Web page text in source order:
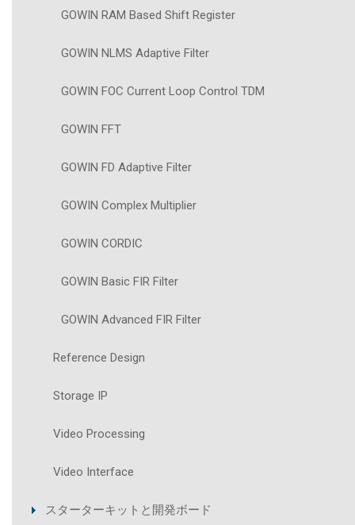
GOWIN RAM Based Shift Register
GOWIN NLMS Adaptive Filter
GOWIN FOC Current Loop Control TDM
GOWIN FFT
GOWIN FD Adaptive Filter
GOWIN Complex Multiplier
GOWIN CORDIC
GOWIN Basic FIR Filter
GOWIN Advanced FIR Filter
Reference Design
Storage IP
Video Processing
Video Interface
スターターキットと開発ボード